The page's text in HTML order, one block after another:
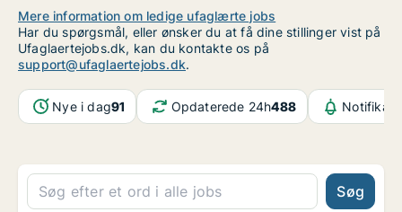
Mere information om ledige ufaglærte jobs
Har du spørgsmål, eller ønsker du at få dine stillinger vist på
Ufaglaertejobs.dk, kan du kontakte os på
support@ufaglaertejobs.dk.
Nye i dag91 Opdaterede 24h488
Søg